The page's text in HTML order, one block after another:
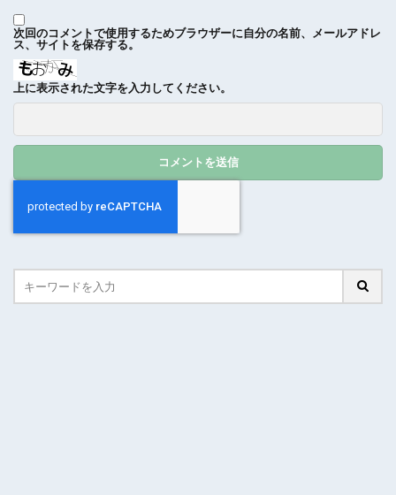
次回のコメントで使用するためブラウザーに自分の名前、メールアドレ
ス、サイトを保存する。
上に表示された文字を入力してください。